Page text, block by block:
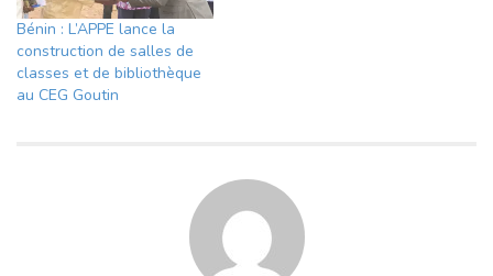
Bénin : L’APPE lance la
construction de salles de
classes et de bibliothèque
au CEG Goutin